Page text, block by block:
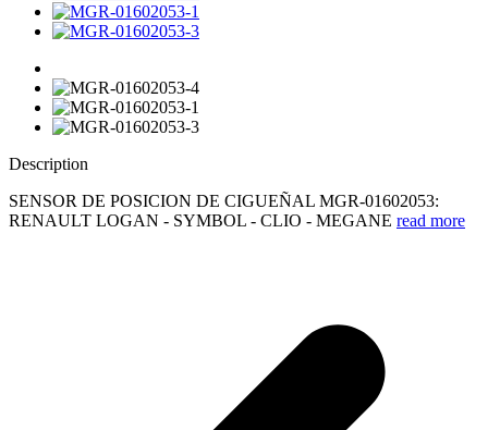
Description
SENSOR DE POSICION DE CIGUEÑAL MGR-01602053:
RENAULT LOGAN - SYMBOL - CLIO - MEGANE read more